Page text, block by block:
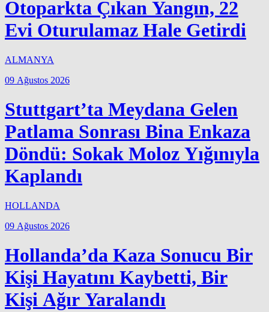
Otoparkta Çıkan Yangın, 22
Evi Oturulamaz Hale Getirdi
ALMANYA
09 Ağustos 2026
Stuttgart’ta Meydana Gelen
Patlama Sonrası Bina Enkaza
Döndü: Sokak Moloz Yığınıyla
Kaplandı
HOLLANDA
09 Ağustos 2026
Hollanda’da Kaza Sonucu Bir
Kişi Hayatını Kaybetti, Bir
Kişi Ağır Yaralandı